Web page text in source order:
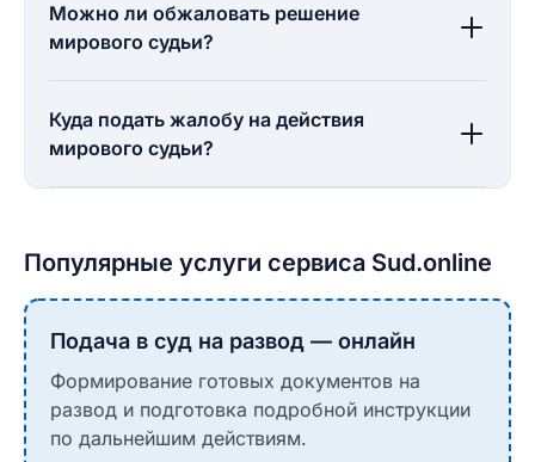
Можно ли обжаловать решение
мирового судьи?
Куда подать жалобу на действия
мирового судьи?
Популярные услуги сервиса Sud.online
Подача в суд на развод — онлайн
Формирование готовых документов на
развод и подготовка подробной инструкции
по дальнейшим действиям.